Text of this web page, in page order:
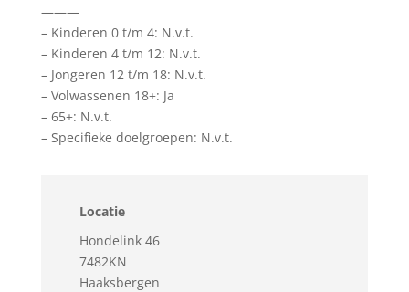
———
– Kinderen 0 t/m 4: N.v.t.
– Kinderen 4 t/m 12: N.v.t.
– Jongeren 12 t/m 18: N.v.t.
– Volwassenen 18+: Ja
– 65+: N.v.t.
– Specifieke doelgroepen: N.v.t.
Locatie
Hondelink 46
7482KN
Haaksbergen